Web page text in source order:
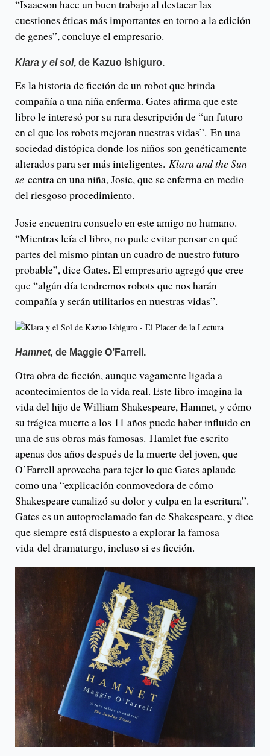
“Isaacson hace un buen trabajo al destacar las
cuestiones éticas más importantes en torno a la edición
de genes”, concluye el empresario.
Klara y el sol, de Kazuo Ishiguro.
Es la historia de ficción de un robot que brinda
compañía a una niña enferma. Gates afirma que este
libro le interesó por su rara descripción de “un futuro
en el que los robots mejoran nuestras vidas”. En una
sociedad distópica donde los niños son genéticamente
alterados para ser más inteligentes. Klara and the Sun
se centra en una niña, Josie, que se enferma en medio
del riesgoso procedimiento.
Josie encuentra consuelo en este amigo no humano.
“Mientras leía el libro, no pude evitar pensar en qué
partes del mismo pintan un cuadro de nuestro futuro
probable”, dice Gates. El empresario agregó que cree
que “algún día tendremos robots que nos harán
compañía y serán utilitarios en nuestras vidas”.
Hamnet, de Maggie O’Farrell.
Otra obra de ficción, aunque vagamente ligada a
acontecimientos de la vida real. Este libro imagina la
vida del hijo de William Shakespeare, Hamnet, y cómo
su trágica muerte a los 11 años puede haber influido en
una de sus obras más famosas. Hamlet fue escrito
apenas dos años después de la muerte del joven, que
O’Farrell aprovecha para tejer lo que Gates aplaude
como una “explicación conmovedora de cómo
Shakespeare canalizó su dolor y culpa en la escritura”.
Gates es un autoproclamado fan de Shakespeare, y dice
que siempre está dispuesto a explorar la famosa
vida del dramaturgo, incluso si es ficción.